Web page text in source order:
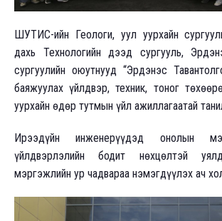
ШУТИС-ийн Геологи, уул уурхайн
дахь Технологийн дээд сургууль,
сургуулийн оюутнууд “Эрдэнэс
баяжуулах үйлдвэр, техник, тоног
уурхайн өдөр тутмын үйл ажиллагаатай
Ирээдүйн инженерүүдэд онолын
үйлдвэрлэлийн бодит нөхцөлтэй
мэргэжлийн ур чадвараа нэмэгдүүлэх ач